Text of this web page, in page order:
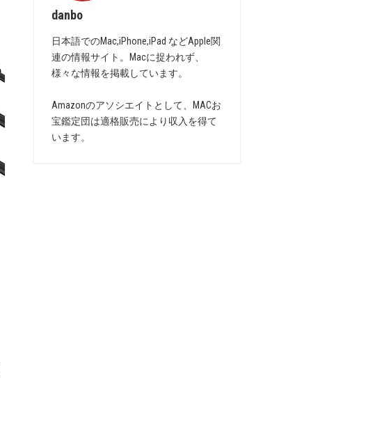
danbo
日本語でのMac,iPhone,iPad などApple関
連の情報サイト。Macに捉われず、
様々な情報を掲載しています。
Amazonのアソシエイトとして、MACお
宝鑑定団は適格販売により収入を得て
います。